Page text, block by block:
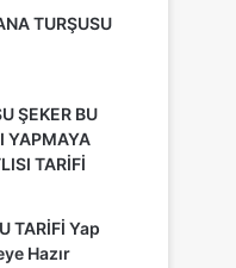
TURŞUSU
ŞEKER BU
YAPMAYA
TARİFİ
TARİFİ Yap
Hazır